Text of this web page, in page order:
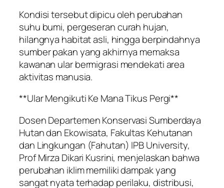
Kondisi tersebut dipicu oleh perubahan
suhu bumi, pergeseran curah hujan,
hilangnya habitat asli, hingga berpindahnya
sumber pakan yang akhirnya memaksa
kawanan ular bermigrasi mendekati area
aktivitas manusia.
**Ular Mengikuti Ke Mana Tikus Pergi**
Dosen Departemen Konservasi Sumberdaya
Hutan dan Ekowisata, Fakultas Kehutanan
dan Lingkungan (Fahutan) IPB University,
Prof Mirza Dikari Kusrini, menjelaskan bahwa
perubahan iklim memiliki dampak yang
sangat nyata terhadap perilaku, distribusi,